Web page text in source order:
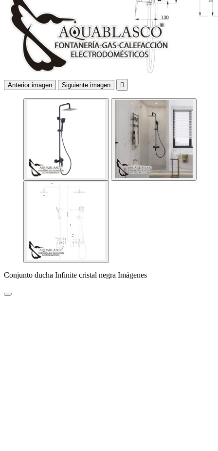
Anterior imagen Siguiente imagen 
Conjunto ducha Infinite cristal negra Imágenes